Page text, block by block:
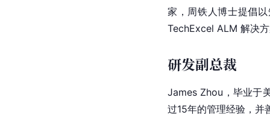
家，周铁人博士提倡
TechExcel ALM 解决
研发副总裁
James Zhou，毕业于
过15年的管理经验，并